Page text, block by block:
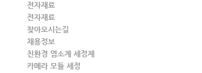
전자재료
전자재료
찾아오시는길
채용정보
친환경 염소계 세정제
카메라 모듈 세정